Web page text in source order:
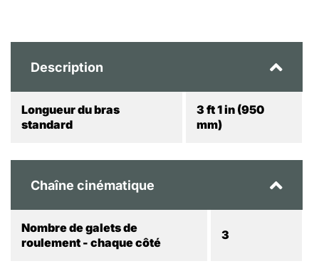
Description
Longueur du bras
standard
3 ft 1 in (950
mm)
Chaîne cinématique
Nombre de galets de
roulement - chaque côté
3